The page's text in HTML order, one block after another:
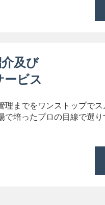
及び
ービス
理までをワンストップでス
で培ったプロの目線で選